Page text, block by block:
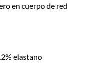
en cuerpo de red
elastano